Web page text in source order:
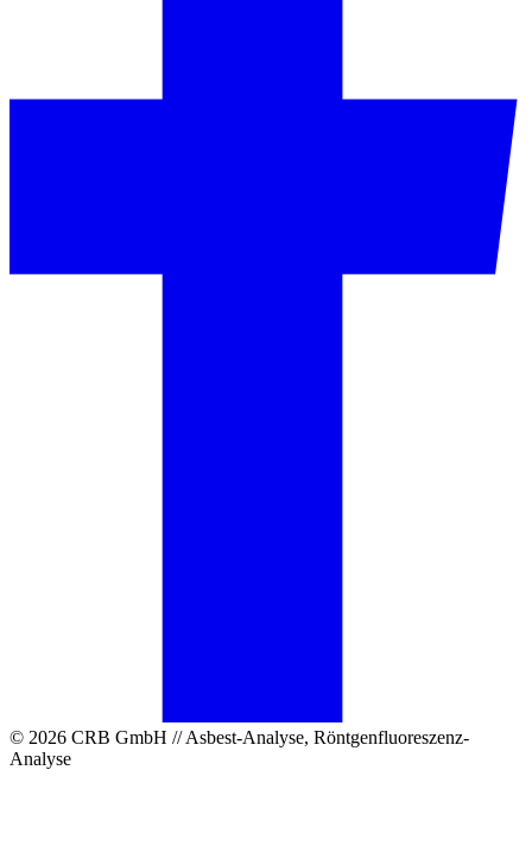
© 2026 CRB GmbH // Asbest-Analyse, Röntgenfluoreszenz-
Analyse